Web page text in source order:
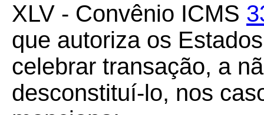
XLV - Convênio ICMS
que autoriza os
celebrar transação, a
desconstituí-lo, nos